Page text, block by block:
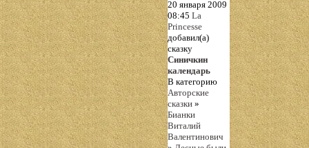
20 января 2009
08:45 La
Princesse
добавил(а)
сказку
Синичкин
календарь
В категорию
Авторские
сказки »
Бианки
Виталий
Валентинович